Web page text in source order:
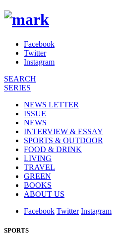
Facebook
Twitter
Instagram
SEARCH
SERIES
NEWS LETTER
ISSUE
NEWS
INTERVIEW & ESSAY
SPORTS & OUTDOOR
FOOD & DRINK
LIVING
TRAVEL
GREEN
BOOKS
ABOUT US
Facebook Twitter Instagram
SPORTS